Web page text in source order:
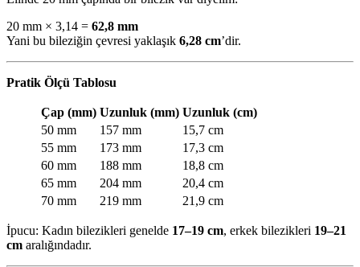
20 mm × 3,14 = 62,8 mm
Yani bu bileziğin çevresi yaklaşık 6,28 cm’dir.
Pratik Ölçü Tablosu
Çap (mm) Uzunluk (mm) Uzunluk (cm)
50 mm
157 mm
15,7 cm
55 mm
173 mm
17,3 cm
60 mm
188 mm
18,8 cm
65 mm
204 mm
20,4 cm
70 mm
219 mm 21,9 cm
İpucu: Kadın bilezikleri genelde 17–19 cm, erkek bilezikleri 19–21
cm aralığındadır.